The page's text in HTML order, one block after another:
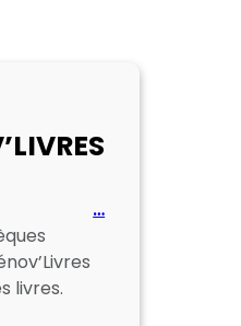
…
livres.